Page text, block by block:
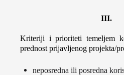
III.
Kriteriji i prioriteti temeljem
prednost prijavljenog projekta/
neposredna ili posredna